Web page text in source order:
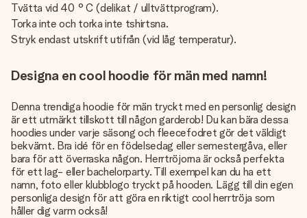
Tvätta vid 40 ° C (delikat / ulltvättprogram).
Torka inte och torka inte tshirtsna.
Stryk endast utskrift utifrån (vid låg temperatur).
Designa en cool hoodie för män med namn!
Denna trendiga hoodie för män tryckt med en personlig design
är ett utmärkt tillskott till någon garderob! Du kan bära dessa
hoodies under varje säsong och fleecefodret gör det väldigt
bekvämt. Bra idé för en födelsedag eller semestergåva, eller
bara för att överraska någon. Herrtröjorna är också perfekta
för ett lag- eller bachelorparty. Till exempel kan du ha ett
namn, foto eller klubblogo tryckt på hooden. Lägg till din egen
personliga design för att göra en riktigt cool herrtröja som
håller dig varm också!